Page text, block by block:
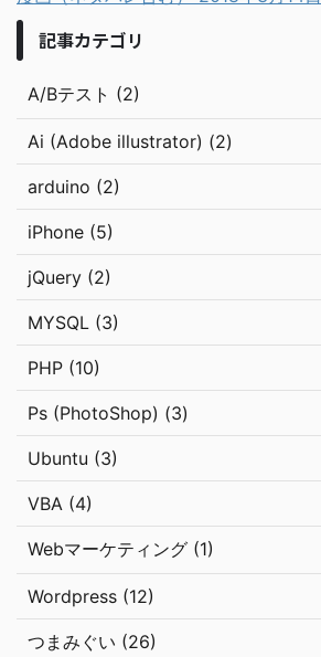
記事カテゴリ
A/Bテスト (2)
Ai (Adobe illustrator) (2)
arduino (2)
iPhone (5)
jQuery (2)
MYSQL (3)
PHP (10)
Ps (PhotoShop) (3)
Ubuntu (3)
VBA (4)
Webマーケティング (1)
Wordpress (12)
つまみぐい (26)